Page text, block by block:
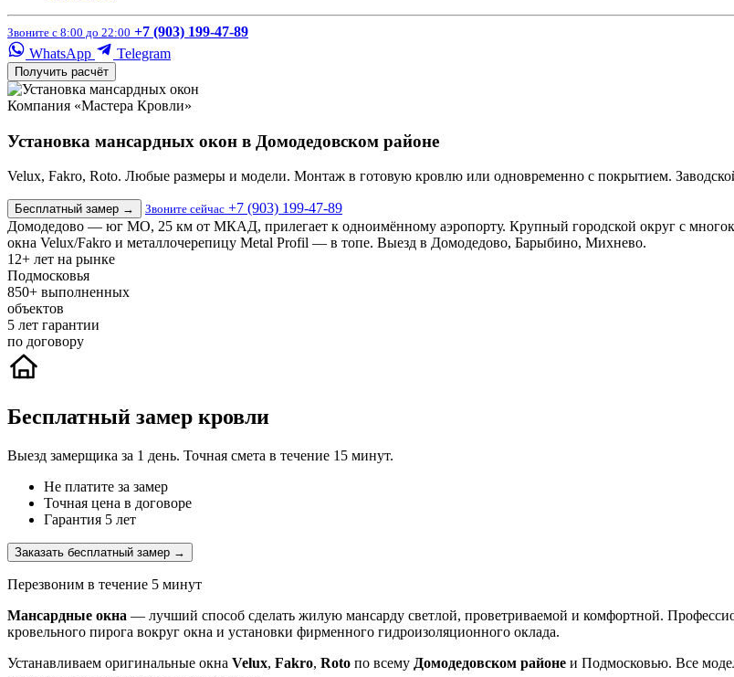
Звоните с 8:00 до 22:00 +7 (903) 199-47-89
WhatsApp
Telegram
Получить расчёт
Компания «Мастера Кровли»
Установка мансардных окон в Домодедовском районе
Velux, Fakro, Roto. Любые размеры и модели. Монтаж в готовую кровлю или одновременно с покрытием.
Бесплатный замер → Звоните сейчас +7 (903) 199-47-89
Домодедово — юг МО, 25 км от МКАД, прилегает к одноимённому аэропорту. Крупный городской округ с
окна Velux/Fakro и металлочерепицу Metal Profil — в топе. Выезд в Домодедово, Барыбино, Михнево.
12+ лет на рынке
Подмосковья
850+ выполненных
объектов
5 лет гарантии
по договору
Бесплатный замер кровли
Выезд замерщика за 1 день. Точная смета в течение 15 минут.
Не платите за замер
Точная цена в договоре
Гарантия 5 лет
Заказать бесплатный замер →
Перезвоним в течение 5 минут
Мансардные окна — лучший способ сделать жилую мансарду светлой, проветриваемой и комфортной.
кровельного пирога вокруг окна и установки фирменного гидроизоляционного оклада.
Устанавливаем оригинальные окна Velux, Fakro, Roto по всему Домодедовском районе и Подмосковью. Все